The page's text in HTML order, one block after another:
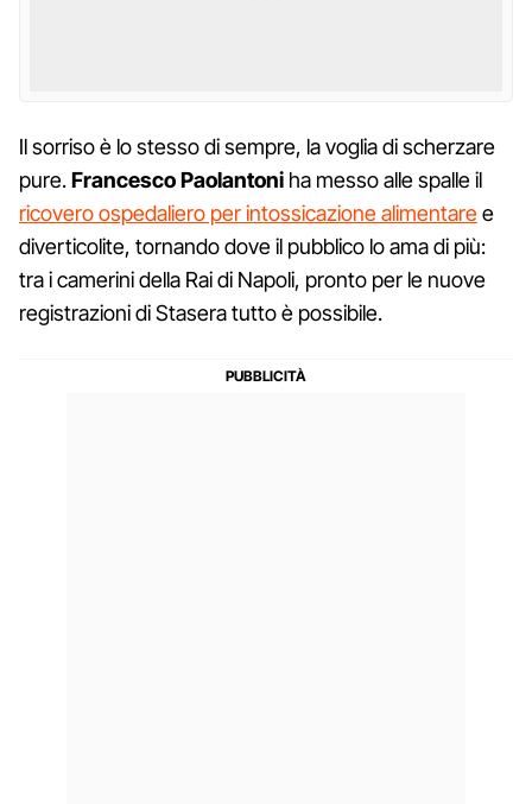
Il sorriso è lo stesso di sempre, la voglia di scherzare
pure.FrancescoPaolantoni ha messo alle spalle il
ricovero ospedaliero per intossicazione alimentaree
diverticolite, tornando dove il pubblico lo ama di più:
tra i camerini della Rai di Napoli, pronto per le nuove
registrazioni di Stasera tutto è possibile.